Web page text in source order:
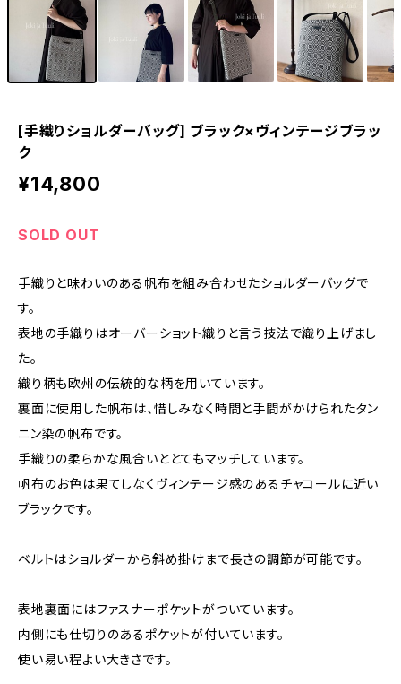
[手織りショルダーバッグ] ブラック×ヴィンテージブラッ
ク
¥14,800
SOLD OUT
手織りと味わいのある帆布を組み合わせたショルダーバッグで
す。
表地の手織りはオーバーショット織りと言う技法で織り上げまし
た。
織り柄も欧州の伝統的な柄を用いています。
裏面に使用した帆布は、惜しみなく時間と手間がかけられたタン
ニン染の帆布です。
手織りの柔らかな風合いととてもマッチしています。
帆布のお色は果てしなくヴィンテージ感のあるチャコールに近い
ブラックです。
ベルトはショルダーから斜め掛けまで長さの調節が可能です。
表地裏面にはファスナーポケットがついています。
内側にも仕切りのあるポケットが付いています。
使い易い程よい大きさです。